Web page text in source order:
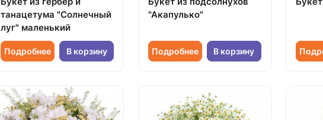
танацетума "Солнечный
луг" маленький
Подробнее В корзину
"Акапулько"
Подробнее В корзину